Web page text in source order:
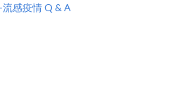
流感疫情 Q & A